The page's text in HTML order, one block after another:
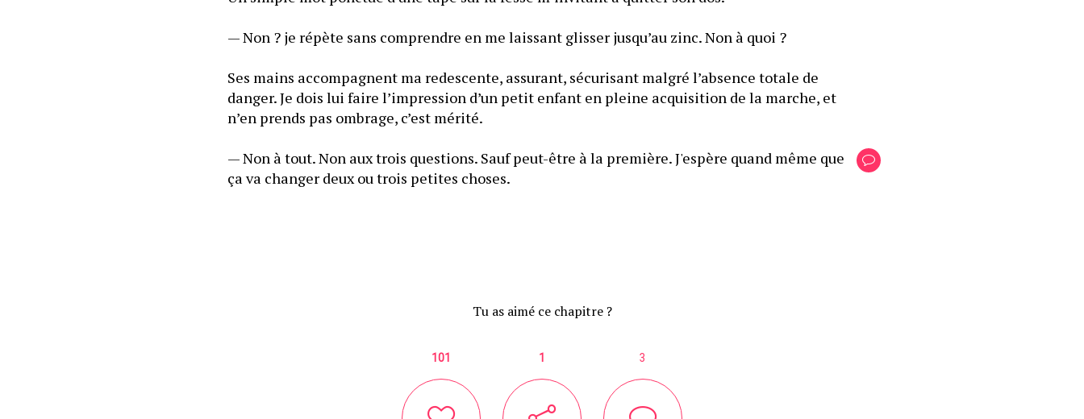
— Non ? je répète sans comprendre en me laissant glisser jusqu’au zinc. Non à quoi ?
Ses mains accompagnent ma redescente, assurant, sécurisant malgré l’absence totale de
danger. Je dois lui faire l’impression d’un petit enfant en pleine acquisition de la marche, et
— Non à tout. Non aux trois questions. Sauf peut-être à la première. J'espère quand même que
Tu as aimé ce chapitre ?
101 1 3